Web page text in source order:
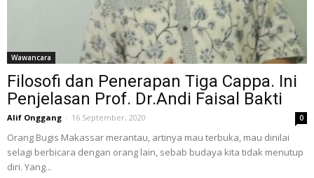
Wawancara
Filosofi dan Penerapan Tiga Cappa. Ini
Penjelasan Prof. Dr.Andi Faisal Bakti
Alif Onggang - 16 September, 2020 0
Orang Bugis Makassar merantau, artinya mau terbuka, mau dinilai
selagi berbicara dengan orang lain, sebab budaya kita tidak menutup
diri. Yang...